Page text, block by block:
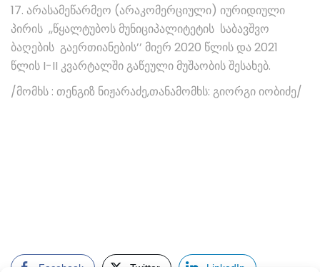
17. არასამეწარმეო (არაკომერციული) იურიდიული
პირის ,,წყალტუბოს მუნიციპალიტეტის საბავშვო
ბაღების გაერთიანების’’ მიერ 2020 წლის და 2021
წლის I-II კვარტალში გაწეული მუშაობის შესახებ.
/მომხს : თენგიზ ნიჟარაძე,თანამომხს: გიორგი იობიძე/
Facebook Twitter LinkedIn